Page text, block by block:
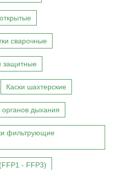
сварочные
защитные
Каски шахтерские
дыхания
фильтрующие
- FFP3)